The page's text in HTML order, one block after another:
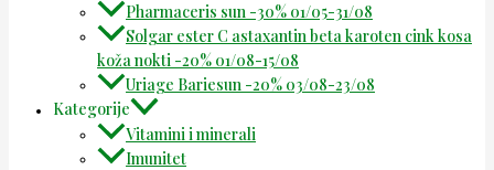
Pharmaceris sun -30% 01/05-31/08
Solgar ester C astaxantin beta karoten cink kosa
koža nokti -20% 01/08-15/08
Uriage Bariesun -20% 03/08-23/08
Kategorije
Vitamini i minerali
Imunitet